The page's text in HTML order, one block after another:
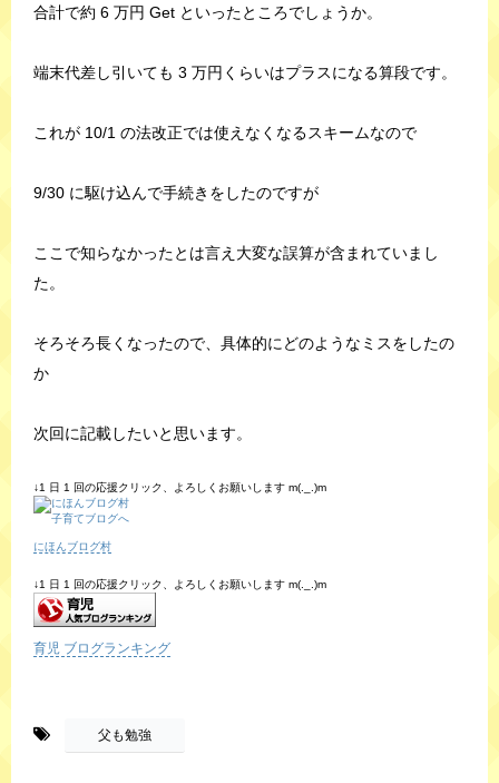
合計で約 6 万円 Get といったところでしょうか。
端末代差し引いても 3 万円くらいはプラスになる算段です。
これが 10/1 の法改正では使えなくなるスキームなので
9/30 に駆け込んで手続きをしたのですが
ここで知らなかったとは言え大変な誤算が含まれていまし
た。
そろそろ長くなったので、具体的にどのようなミスをしたの
か
次回に記載したいと思います。
↓1 日 1 回の応援クリック、よろしくお願いします m(._.)m
にほんブログ村
↓1 日 1 回の応援クリック、よろしくお願いします m(._.)m
育児 ブログランキング
父も勉強